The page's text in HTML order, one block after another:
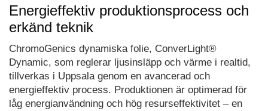
Energieffektiv produktionsprocess och
erkänd teknik
ChromoGenics dynamiska folie, ConverLight®
Dynamic, som reglerar ljusinsläpp och värme i realtid,
tillverkas i Uppsala genom en avancerad och
energieffektiv process. Produktionen är optimerad för
låg energianvändning och hög resurseffektivitet – en